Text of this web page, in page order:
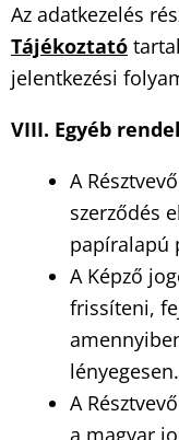
Az adatkezelés
Tájékoztató
jelentkezési
VIII. Egyéb
A
szerződés
papíralapú
A Képző
frissíteni,
lényegesen.
A
a magyar